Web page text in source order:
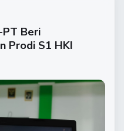
Beri
Prodi S1 HKI